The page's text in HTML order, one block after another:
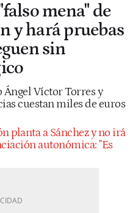
mena" de
y hará pruebas
sin
Víctor Torres y
cuestan miles de euros
planta a Sánchez y no irá
autonómica: "Es